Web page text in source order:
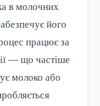
в молочних
його
працює за
— що частіше
молоко або